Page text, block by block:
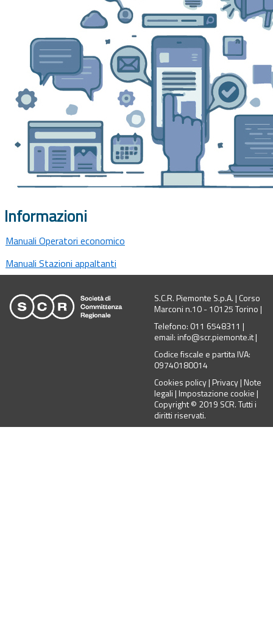
Informazioni
Manuali Operatori economico
Manuali Stazioni appaltanti
S.C.R. Piemonte S.p.A. | Corso
Marconi n.10 - 10125 Torino |
Telefono: 011 6548311 |
email: info@scr.piemonte.it |
Codice fiscale e partita IVA:
09740180014
Cookies policy | Privacy | Note
legali | Impostazione cookie |
Copyright © 2019 SCR. Tutti i
diritti riservati.